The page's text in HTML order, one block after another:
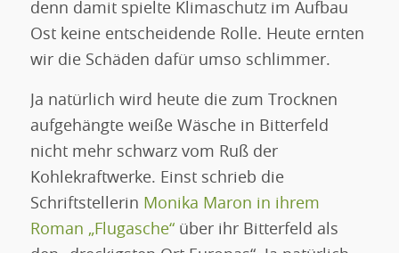
denn damit spielte Klimaschutz im Aufbau
Ost keine entscheidende Rolle. Heute ernten
wir die Schäden dafür umso schlimmer.
Ja natürlich wird heute die zum Trocknen
aufgehängte weiße Wäsche in Bitterfeld
nicht mehr schwarz vom Ruß der
Kohlekraftwerke. Einst schrieb die
Schriftstellerin Monika Maron in ihrem
Roman „Flugasche“über ihr Bitterfeld als